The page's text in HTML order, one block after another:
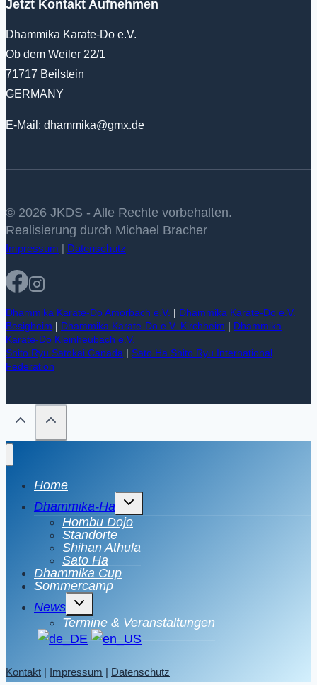
Jetzt Kontakt Aufnehmen
Dhammika Karate-Do e.V.
Ob dem Weiler 22/1
71717 Beilstein
GERMANY
E-Mail: dhammika@gmx.de
© 2026 JKDS - Alle Rechte vorbehalten.
Realisierung durch Michael Bracher
Impressum | Datenschutz
Dhammika Karate-Do Amorbach e.V. | Dhammika Karate-Do e.V.
Besigheim | Dhammika Karate-Do e.V. Kirchheim | Dhammika
Karate-Do Kleinheubach e.V.
Shito Ryu Satokai Canada | Sato Ha Shito Ryu International
Federation
Home
Dhammika-Ha
Untermenü
Hombu Dojo
Standorte
Shihan Athula
Sato Ha
Dhammika Cup
Sommercamp
News
Untermenü
Termine & Veranstaltungen
Kontakt | Impressum | Datenschutz